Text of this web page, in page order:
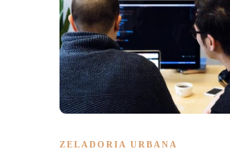
ZELADORIA URBANA